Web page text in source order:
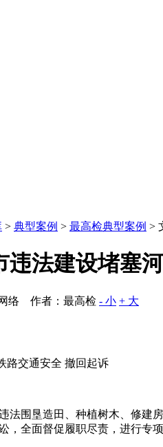
> 典型案例 > 最高检典型案例 >
违法建设堵塞
络 作者：最高检 - 小 + 大
路交通安全 撤回起诉
法围垦造田、种植树木、修建
，全面督促履职尽责，进行专